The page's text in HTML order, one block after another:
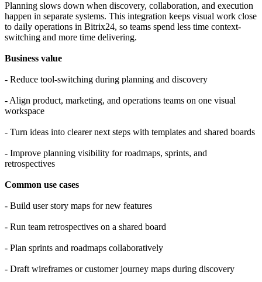
Planning slows down when discovery, collaboration, and execution
happen in separate systems. This integration keeps visual work close
to daily operations in Bitrix24, so teams spend less time context-
switching and more time delivering.
Business value
- Reduce tool-switching during planning and discovery
- Align product, marketing, and operations teams on one visual
workspace
- Turn ideas into clearer next steps with templates and shared boards
- Improve planning visibility for roadmaps, sprints, and
retrospectives
Common use cases
- Build user story maps for new features
- Run team retrospectives on a shared board
- Plan sprints and roadmaps collaboratively
- Draft wireframes or customer journey maps during discovery